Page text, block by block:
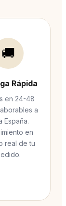
🚚
Rápida
en 24-48
a
España.
en
real de tu